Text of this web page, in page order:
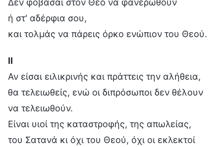
ή στ' αδέρφια σου,
και τολμάς να πάρεις όρκο ενώπιον του Θεού.
Ⅱ
Αν είσαι ειλικρινής και πράττεις την αλήθεια,
θα τελειωθείς, ενώ οι διπρόσωποι δεν θέλουν
να τελειωθούν.
Είναι υιοί της καταστροφής, της απωλείας,
του Σατανά κι όχι του Θεού, όχι οι εκλεκτοί